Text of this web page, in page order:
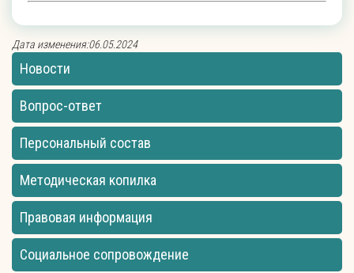
Дата изменения:06.05.2024
Новости
Вопрос-ответ
Персональный состав
Методическая копилка
Правовая информация
Социальное сопровождение